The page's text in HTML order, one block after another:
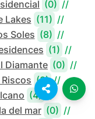
(0) //
Lakes (11) //
Soles (8) //
(1) //
Diamante (0) //
(3) //
(4) //
del mar (0) //